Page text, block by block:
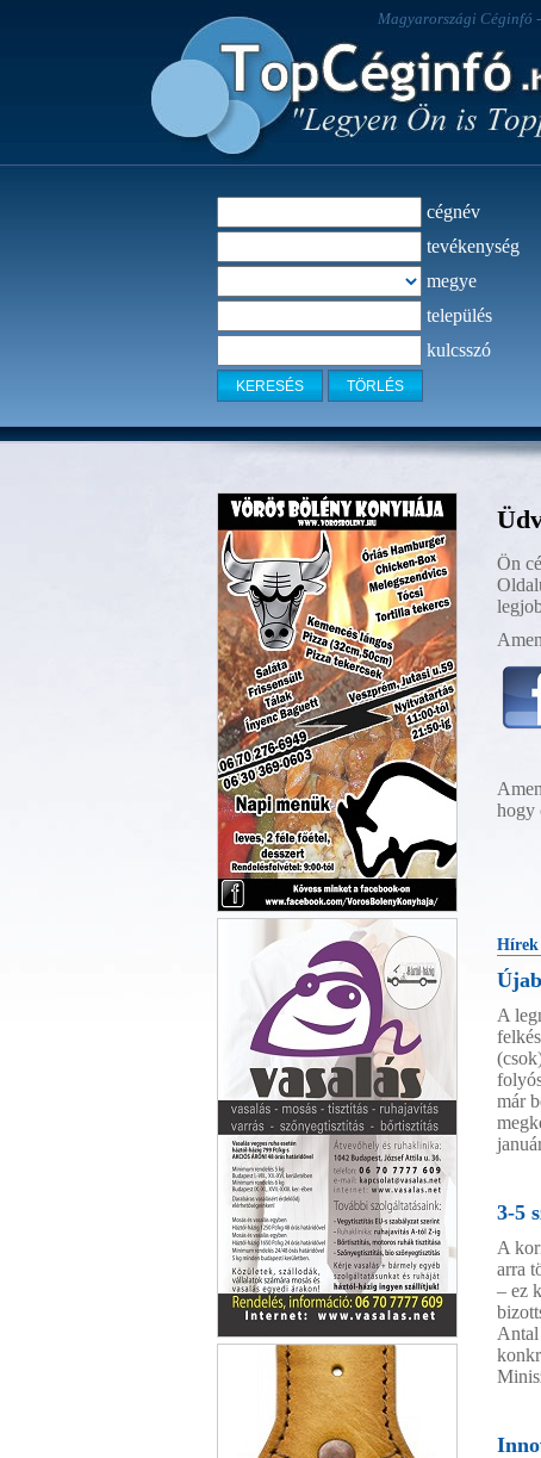
Magyarországi Céginfó
cégnév
tevékenység
megye
település
kulcsszó
Vörös Bölény Pizza Veszprém
vasalás.net
Ön
hogy
Hírek
A
már
3-5
A
arra
– ez
Antal